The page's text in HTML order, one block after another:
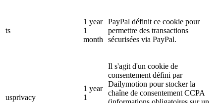
ts
1 year
1
month
PayPal définit ce cookie pour
permettre des transactions
sécurisées via PayPal.
usprivacy
1 year
1
Il s'agit d'un cookie de
consentement défini par
Dailymotion pour stocker la
chaîne de consentement CCPA